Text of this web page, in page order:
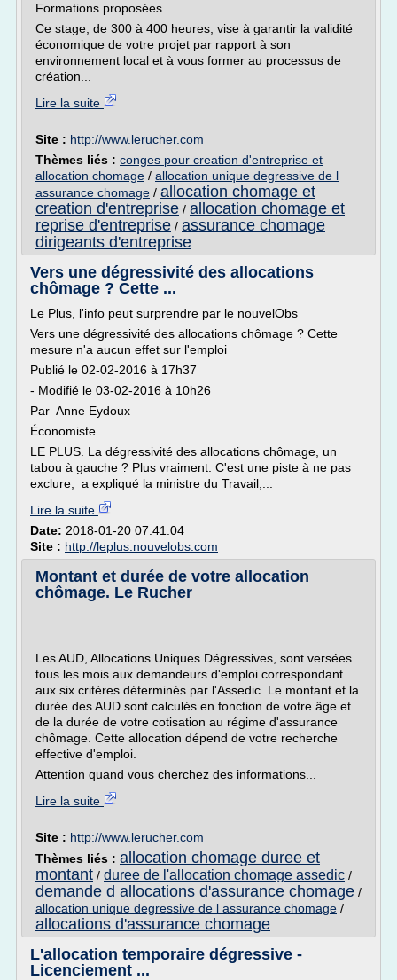
Formations proposées
Ce stage, de 300 à 400 heures, vise à garantir la validité
économique de votre projet par rapport à son
environnement local et à vous former au processus de
création...
Lire la suite
Site : http://www.lerucher.com
Thèmes liés : conges pour creation d'entreprise et
allocation chomage / allocation unique degressive de l
assurance chomage / allocation chomage et
creation d'entreprise / allocation chomage et
reprise d'entreprise / assurance chomage
dirigeants d'entreprise
Vers une dégressivité des allocations
chômage ? Cette ...
Le Plus, l'info peut surprendre par le nouvelObs
Vers une dégressivité des allocations chômage ? Cette
mesure n'a aucun effet sur l'emploi
Publié le 02-02-2016 à 17h37
- Modifié le 03-02-2016 à 10h26
Par Anne Eydoux
Économiste
LE PLUS. La dégressivité des allocations chômage, un
tabou à gauche ? Plus vraiment. C'est une piste à ne pas
exclure, a expliqué la ministre du Travail,...
Lire la suite
Date: 2018-01-20 07:41:04
Site : http://leplus.nouvelobs.com
Montant et durée de votre allocation
chômage. Le Rucher
Les AUD, Allocations Uniques Dégressives, sont versées
tous les mois aux demandeurs d'emploi correspondant
aux six critères déterminés par l'Assedic. Le montant et la
durée des AUD sont calculés en fonction de votre âge et
de la durée de votre cotisation au régime d'assurance
chômage. Cette allocation dépend de votre recherche
effective d'emploi.
Attention quand vous cherchez des informations...
Lire la suite
Site : http://www.lerucher.com
Thèmes liés : allocation chomage duree et
montant / duree de l'allocation chomage assedic /
demande d allocations d'assurance chomage /
allocation unique degressive de l assurance chomage /
allocations d'assurance chomage
L'allocation temporaire dégressive -
Licenciement ...